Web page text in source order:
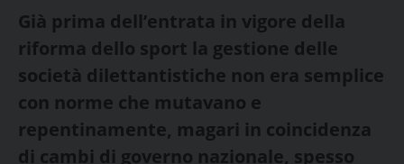
Già prima dell’entrata in vigore della
riforma dello sport la gestione delle
società dilettantistiche non era semplice
con norme che mutavano e
repentinamente, magari in coincidenza
di cambi di governo nazionale, spesso